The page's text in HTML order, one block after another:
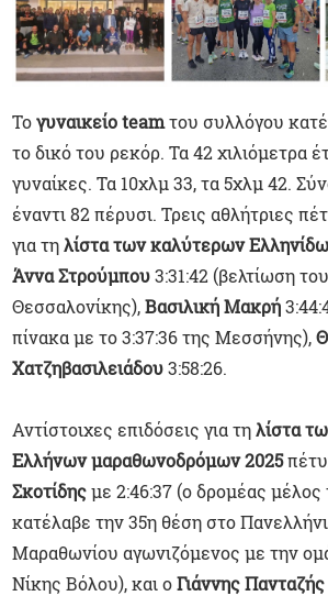
Τογυναικείο teamτου συλλόγου
το δικό του ρεκόρ. Τα 42 χιλιόμετρα
γυναίκες. Τα 10χλμ 33, τα 5χλμ 42.
έναντι 82 πέρυσι. Τρεις αθλήτριες
για τηλίστα των καλύτερων
Άννα Στρούμπου3:31:42 (βελτίωση
Θεσσαλονίκης),Βασιλική Μακρή
πίνακα με το 3:37:36 της Μεσσήνης),
Χατζηβασιλειάδου3:58:26.
Αντίστοιχες επιδόσεις για τηλίστα
Ελλήνων μαραθωνοδρόμων 2025
Σκοτίδηςμε 2:46:37 (ο δρομέας
κατέλαβε την 35η θέση στο
Μαραθωνίου αγωνιζόμενος με την
Νίκης Βόλου), και οΓιάννης Πανταζής